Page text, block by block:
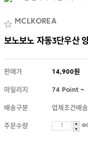
MCLKOREA
보노보노 자동3단우산
판매가 14,900원
마일리지 74 Point ~
배송구분 업체조건배송
주문수량